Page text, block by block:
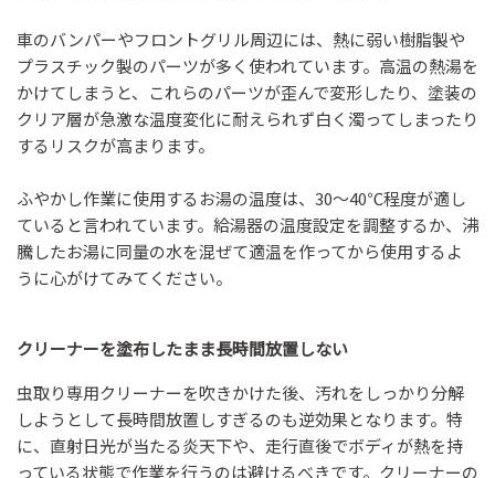
車のバンパーやフロントグリル周辺には、熱に弱い樹脂製や
プラスチック製のパーツが多く使われています。高温の熱湯を
かけてしまうと、これらのパーツが歪んで変形したり、塗装の
クリア層が急激な温度変化に耐えられず白く濁ってしまったり
するリスクが高まります。
ふやかし作業に使用するお湯の温度は、30〜40℃程度が適し
ていると言われています。給湯器の温度設定を調整するか、沸
騰したお湯に同量の水を混ぜて適温を作ってから使用するよ
うに心がけてみてください。
クリーナーを塗布したまま長時間放置しない
虫取り専用クリーナーを吹きかけた後、汚れをしっかり分解
しようとして長時間放置しすぎるのも逆効果となります。特
に、直射日光が当たる炎天下や、走行直後でボディが熱を持
っている状態で作業を行うのは避けるべきです。クリーナーの